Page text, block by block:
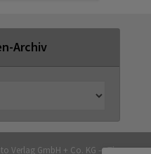
Archiv
Verlag GmbH + Co. KG — Theme